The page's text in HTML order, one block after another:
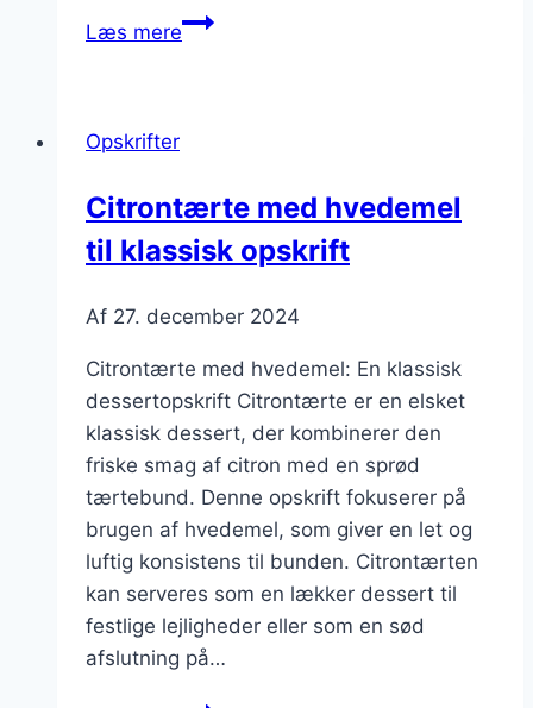
Læs mereCitrontærte
Opskrifter
Citrontærte med hvedemel
til klassisk opskrift
Af 27. december 2024
Citrontærte med hvedemel: En klassisk
dessertopskrift Citrontærte er en elsket
klassisk dessert, der kombinerer den
friske smag af citron med en sprød
tærtebund. Denne opskrift fokuserer på
brugen af hvedemel, som giver en let og
luftig konsistens til bunden. Citrontærten
kan serveres som en lækker dessert til
festlige lejligheder eller som en sød
afslutning på…